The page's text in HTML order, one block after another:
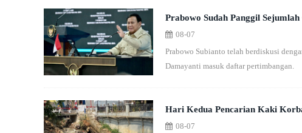
Prabowo Sudah Panggil
08-07
Prabowo Subianto telah berdiskusi
Damayanti masuk daftar pertimbangan.
Hari Kedua Pencarian Kaki
Sampah
08-07